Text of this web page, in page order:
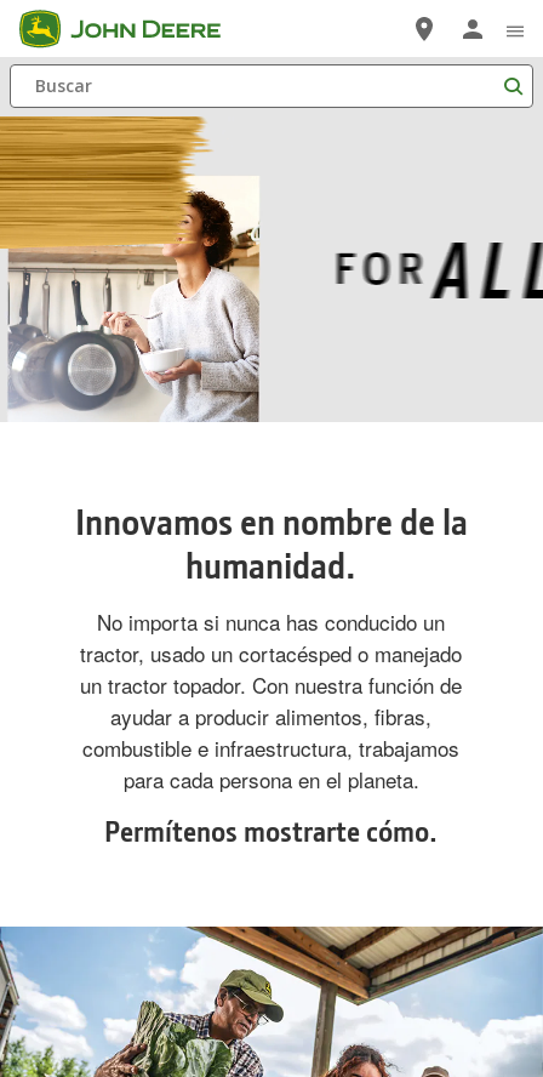
Saltar
a
contenido
principal
Buscar
Loaded
Progress:
0%
Innovamos en nombre de la
humanidad.
No importa si nunca has conducido un
tractor, usado un cortacésped o manejado
un tractor topador. Con nuestra función de
ayudar a producir alimentos, fibras,
combustible e infraestructura, trabajamos
para cada persona en el planeta.
Permítenos mostrarte cómo.